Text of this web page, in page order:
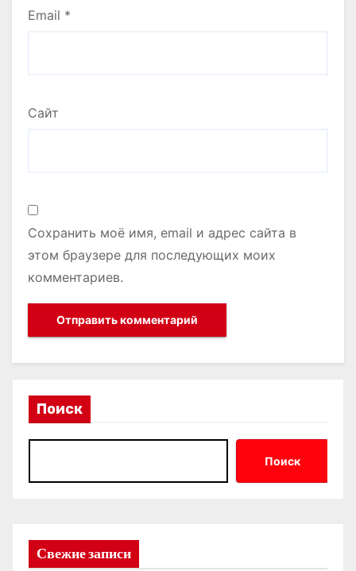
Email *
Сайт
Сохранить моё имя, email и адрес сайта в
этом браузере для последующих моих
комментариев.
Поиск
Поиск
Свежие записи